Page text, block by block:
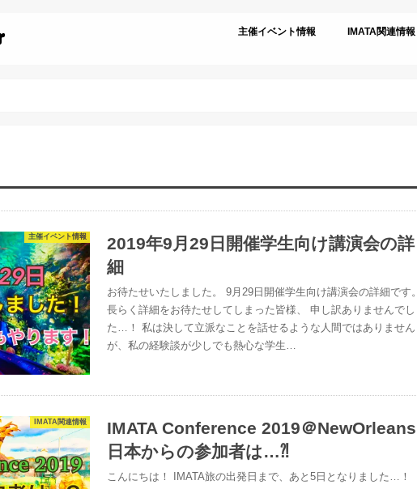
主催イベント情報 IMATA関連情報
主催イベント情報
2019年9月29日開催学生向け講演会の詳
細
お待たせいたしました。 9月29日開催学生向け講演会の詳細です。
長らく詳細をお待たせしてしまった皆様、 申し訳ありませんでし
た…！ 私は決して立派なことを話せるような人間ではありません
が、私の経験談が少しでも熱心な学生…
IMATA関連情報
IMATA Conference 2019＠NewOrleans
日本からの参加者は…⁈
こんにちは！ IMATA旅の出発日まで、あと5日となりました…！